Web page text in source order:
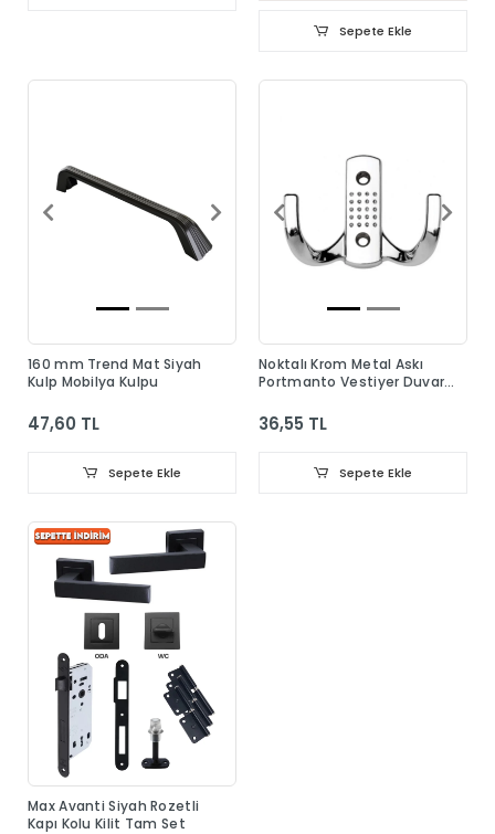
Sepete Ekle
160 mm Trend Mat Siyah
Kulp Mobilya Kulpu
47,60 TL
Sepete Ekle
Noktalı Krom Metal Askı
Portmanto Vestiyer Duvar
36,55 TL
Sepete Ekle
Max Avanti Siyah Rozetli
Kapı Kolu Kilit Tam Set